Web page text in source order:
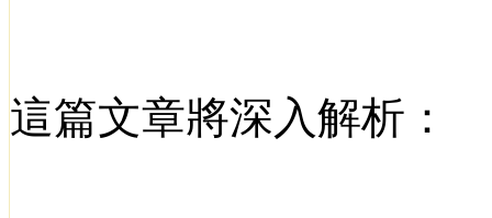
這篇文章將深入解析：